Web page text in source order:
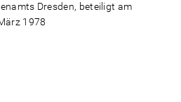
Dresden, beteiligt am
1978